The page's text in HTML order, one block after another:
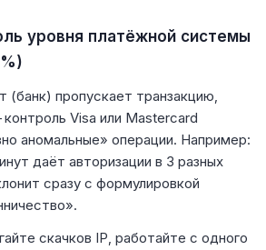
уровня платёжной системы
пропускает транзакцию,
Visa или Mastercard
аномальные» операции. Например:
даёт авторизации в 3 разных
сразу с формулировкой
скачков IP, работайте с одного